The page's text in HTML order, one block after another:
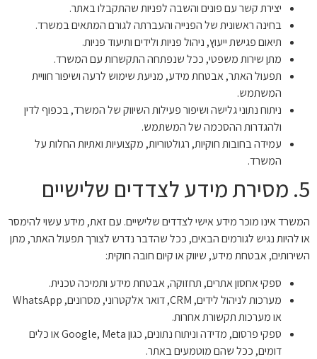
יצירת קשר עם פונים והשבה לפניות שהתקבלו באתר.
בחינה ראשונית של הפנייה והעברתה לגורם המתאים במשרד.
תיאום פגישת ייעוץ, ניהול פניות ולידים ותיעוד פניות.
מתן שירות משפטי, ככל שנפתחה התקשרות עם המשרד.
תפעול האתר, אבטחת מידע, מניעת שימוש לרעה ושיפור חוויית
המשתמש.
ניתוח נתוני גלישה ושיפור פעילות השיווק של המשרד, בכפוף לדין
ולהגדרות ההסכמה של המשתמש.
עמידה בחובות חוקיות, רגולטוריות, מקצועיות ואתיות החלות על
המשרד.
5. מסירת מידע לצדדים שלישיים
המשרד אינו מוכר מידע אישי לצדדים שלישיים. עם זאת, מידע עשוי להימסר
או להיות נגיש לגורמים הבאים, ככל שהדבר נדרש לצורך תפעול האתר, מתן
השירותים, אבטחת מידע, שיווק או קיום חובה חוקית:
ספקי אחסון אתרים, תחזוקה, אבטחת מידע ותמיכה טכנית.
מערכות לניהול לידים, CRM, דואר אלקטרוני, מסרונים, WhatsApp
או מערכות תקשורת אחרות.
ספקי פרסום, מדידה וניתוח נתונים, כגון Google, Meta או כלים
דומים, ככל שהם מוטמעים באתר.